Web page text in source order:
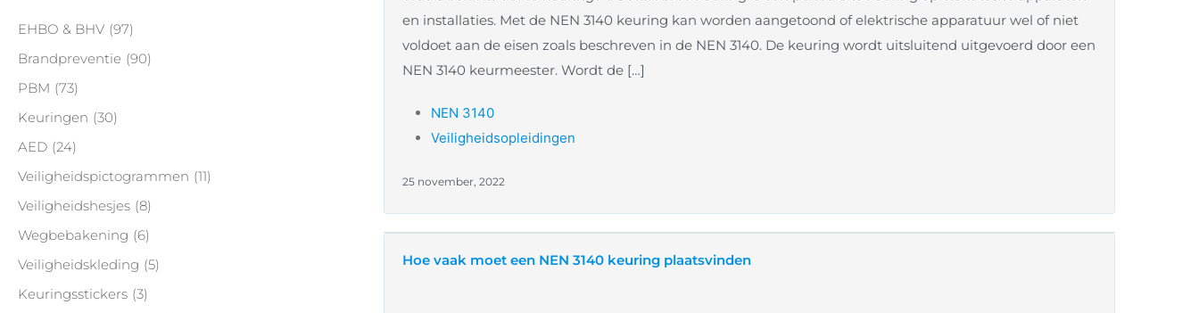
EHBO & BHV (97)
Brandpreventie (90)
PBM (73)
Keuringen (30)
AED (24)
Veiligheidspictogrammen (11)
Veiligheidshesjes (8)
Wegbebakening (6)
Veiligheidskleding (5)
Keuringsstickers (3)
en installaties. Met de NEN 3140 keuring kan worden aangetoond of elektrische apparatuur wel of niet
voldoet aan de eisen zoals beschreven in de NEN 3140. De keuring wordt uitsluitend uitgevoerd door een
NEN 3140 keurmeester. Wordt de […]
NEN 3140
Veiligheidsopleidingen
25 november, 2022
Hoe vaak moet een NEN 3140 keuring plaatsvinden